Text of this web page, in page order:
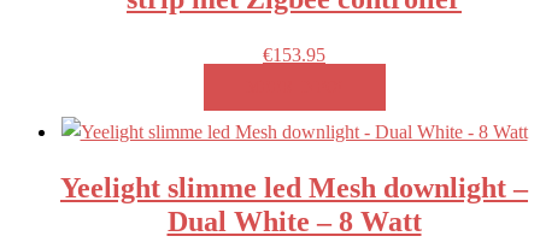
€153.95
Yeelight slimme led Mesh downlight –
Dual White – 8 Watt